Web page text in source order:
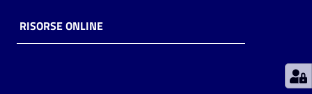
Decentrate
RISORSE ONLINE